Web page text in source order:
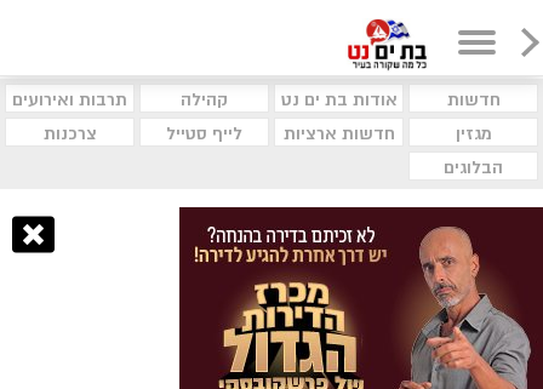
חדשות אודות בת ים נט קהילה
תרבות ואירועים
מגזין
חדשות ארציות לייף סטייל
צרכנות
הבלוגים